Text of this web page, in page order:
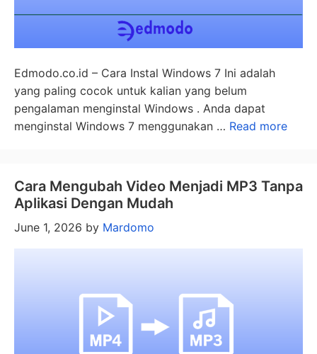
Edmodo.co.id – Cara Instal Windows 7 Ini adalah
yang paling cocok untuk kalian yang belum
pengalaman menginstal Windows . Anda dapat
menginstal Windows 7 menggunakan … Read more
Cara Mengubah Video Menjadi MP3 Tanpa
Aplikasi Dengan Mudah
June 1, 2026 by Mardomo